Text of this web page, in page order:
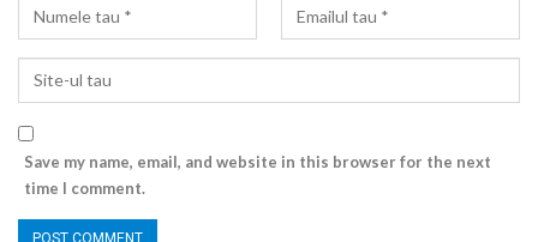
Save my name, email, and website in this browser for the next
time I comment.